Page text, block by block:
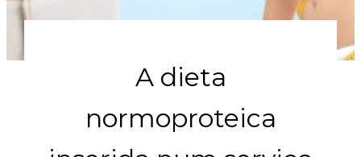
A dieta
normoproteica